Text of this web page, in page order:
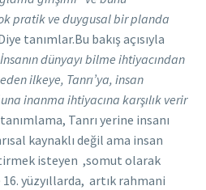
pratik ve duygusal bir planda
tanımlar.Bu bakış açısıyla
İnsanın dünyayı bilme ihtiyacından
ilkeye, Tanrı’ya, insan
inanma ihtiyacına karşılık verir
Tanrı yerine insanı
kaynaklı değil ama insan
isteyen ,somut olarak
16. yüzyıllarda, artık rahmani